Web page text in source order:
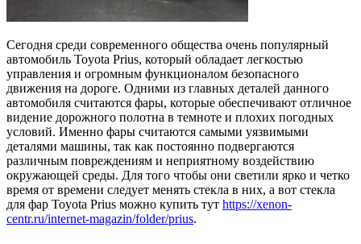
Сегодня среди современного общества очень популярный
автомобиль Toyota Prius, который обладает легкостью
управления и огромным функционалом безопасного
движения на дороге. Одними из главных деталей данного
автомобиля считаются фары, которые обеспечивают отличное
видение дорожного полотна в темноте и плохих погодных
условий. Именно фары считаются самыми уязвимыми
деталями машины, так как постоянно подвергаются
различным повреждениям и неприятному воздействию
окружающей среды. Для того чтобы они светили ярко и четко
время от времени следует менять стекла в них, а вот стекла
для фар Toyota Prius можно купить тут https://xenon-
centr.ru/internet-magazin/folder/prius.